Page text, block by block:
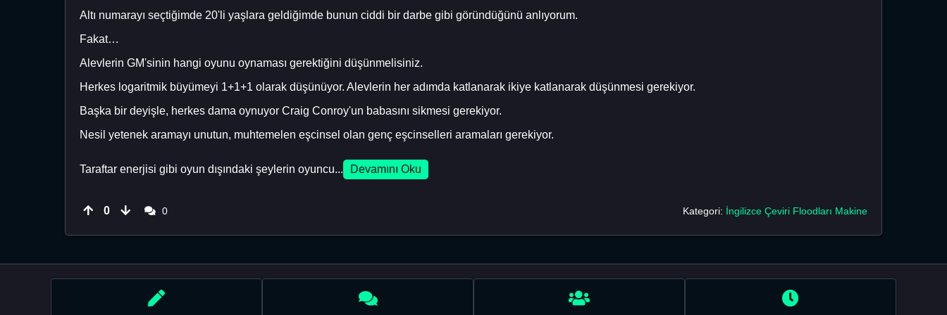
Altı numarayı seçtiğimde 20'li yaşlara geldiğimde bunun ciddi bir darbe gibi göründüğünü anlıyorum.
Fakat…
Alevlerin GM'sinin hangi oyunu oynaması gerektiğini düşünmelisiniz.
Herkes logaritmik büyümeyi 1+1+1 olarak düşünüyor. Alevlerin her adımda katlanarak ikiye katlanarak düşünmesi gerekiyor.
Başka bir deyişle, herkes dama oynuyor Craig Conroy'un babasını sikmesi gerekiyor.
Nesil yetenek aramayı unutun, muhtemelen eşcinsel olan genç eşcinselleri aramaları gerekiyor.
Taraftar enerjisi gibi oyun dışındaki şeylerin oyuncu... Devamını Oku
0 0 Kategori: İngilizce Çeviri Floodları Makine